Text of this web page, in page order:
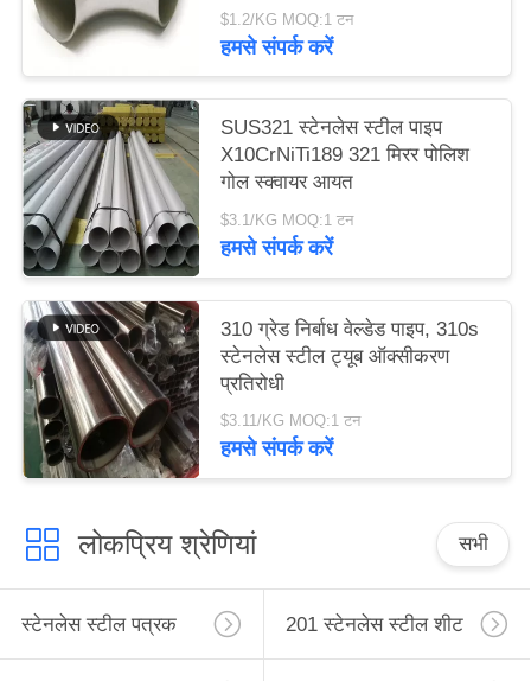
$1.2/KG MOQ:1 टन
हमसे संपर्क करें
SUS321 स्टेनलेस स्टील पाइप
X10CrNiTi189 321 मिरर पोलिश
गोल स्क्वायर आयत
$3.1/KG MOQ:1 टन
हमसे संपर्क करें
310 ग्रेड निर्बाध वेल्डेड पाइप, 310s
स्टेनलेस स्टील ट्यूब ऑक्सीकरण
प्रतिरोधी
$3.11/KG MOQ:1 टन
हमसे संपर्क करें
लोकप्रिय श्रेणियां सभी
स्टेनलेस स्टील पत्रक 201 स्टेनलेस स्टील शीट